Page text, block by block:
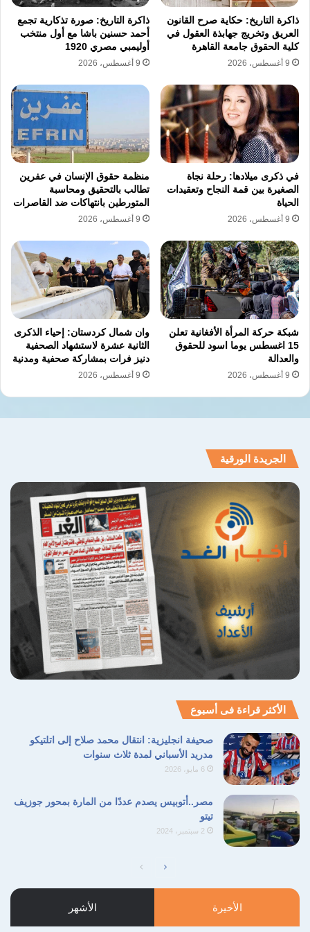
وثقت محافظة القدس خلال شهر نيسان الماضي
ممتلكاتهم بأيديهم. وتنوعت العمليات بين 13 عملية
هدم مباشر وثلاث عمليات تجريف في مناطق
متنوعة منها سلوان والعيساوية وجبل المكبر وصور
باهر وشعفاط وحزما والرام والصوانة وهي مناطق
تواجه ضغوطا استيطانية يومية تهدف لانتزاع
السيطرة على الأراضي والممتلكات الخاصة
للمقدسيين عبر سلسلة من القرارات الإدارية
والقيود المشددة.
الضفة الغربية القدس المحتلة
انتهاكات الاحتلال سياسة التوسع هدم منازل
ذاكرة التاريخ: حكاية صرح القانون
العريق وتخريج جهابذة العقول في
كلية الحقوق جامعة القاهرة
9 أغسطس، 2026
ذاكرة التاريخ: صورة تذكارية تجمع
أحمد حسنين باشا مع أول منتخب
أوليمبي مصري 1920
9 أغسطس، 2026
في ذكرى ميلادها: رحلة نجاة
الصغيرة بين قمة النجاح وتعقيدات
الحياة
9 أغسطس، 2026
منظمة حقوق الإنسان في عفرين
تطالب بالتحقيق ومحاسبة
المتورطين بانتهاكات ضد القاصرات
9 أغسطس، 2026
شبكة حركة المرأة الأفغانية تعلن
15 اغسطس يوما اسود للحقوق
والعدالة
9 أغسطس، 2026
وان شمال كردستان: إحياء الذكرى
الثانية عشرة لاستشهاد الصحفية
دنيز فرات بمشاركة صحفية ومدنية
9 أغسطس، 2026
الجريدة الورقية
الأكثر قراءة فى أسبوع
صحيفة انجليزية: انتقال محمد صلاح إلى اتلتيكو
مدريد الأسباني لمدة ثلاث سنوات
6 مايو، 2026
مصر..أتوبيس يصدم عددًا من المارة بمحور جوزيف
تيتو
2 سبتمبر، 2024
الصفحة
السابقة
الصفحة
التالية
الأخيرة الأشهر